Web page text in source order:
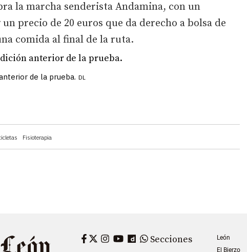
Fisioterapia
la marcha senderista Andamina, con un
precio de 20 euros que da derecho a bolsa de
comida al final de la ruta.
de la prueba. DL
Facebook
Twitter
Instagram
YouTube
Dailymotion
WhatsApp
Secciones
León
El Bierzo